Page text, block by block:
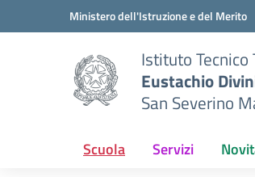
Vai ai contenuti
Vai al menu di navigazioneMinistero dell'Istruzione e del Merito
Istituto Tecnico
Eustachio
San Severino
Scuola Servizi